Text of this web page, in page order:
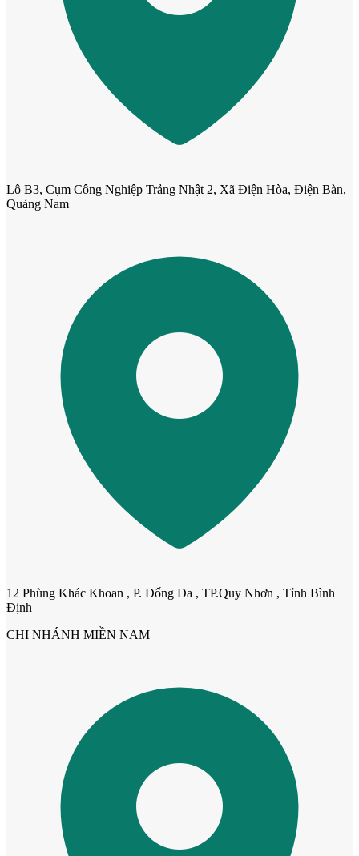
Cửa Nhựa Gỗ Composite
Cửa Nhựa Đài Loan
Cửa Nhựa Giả Gỗ
Lô B3, Cụm Công Nghiệp Trảng Nhật 2, Xã Điện Hòa, Điện Bàn,
Quảng Nam
12 Phùng Khác Khoan , P. Đống Đa , TP.Quy Nhơn , Tỉnh Bình
Định
CHI NHÁNH MIỀN NAM